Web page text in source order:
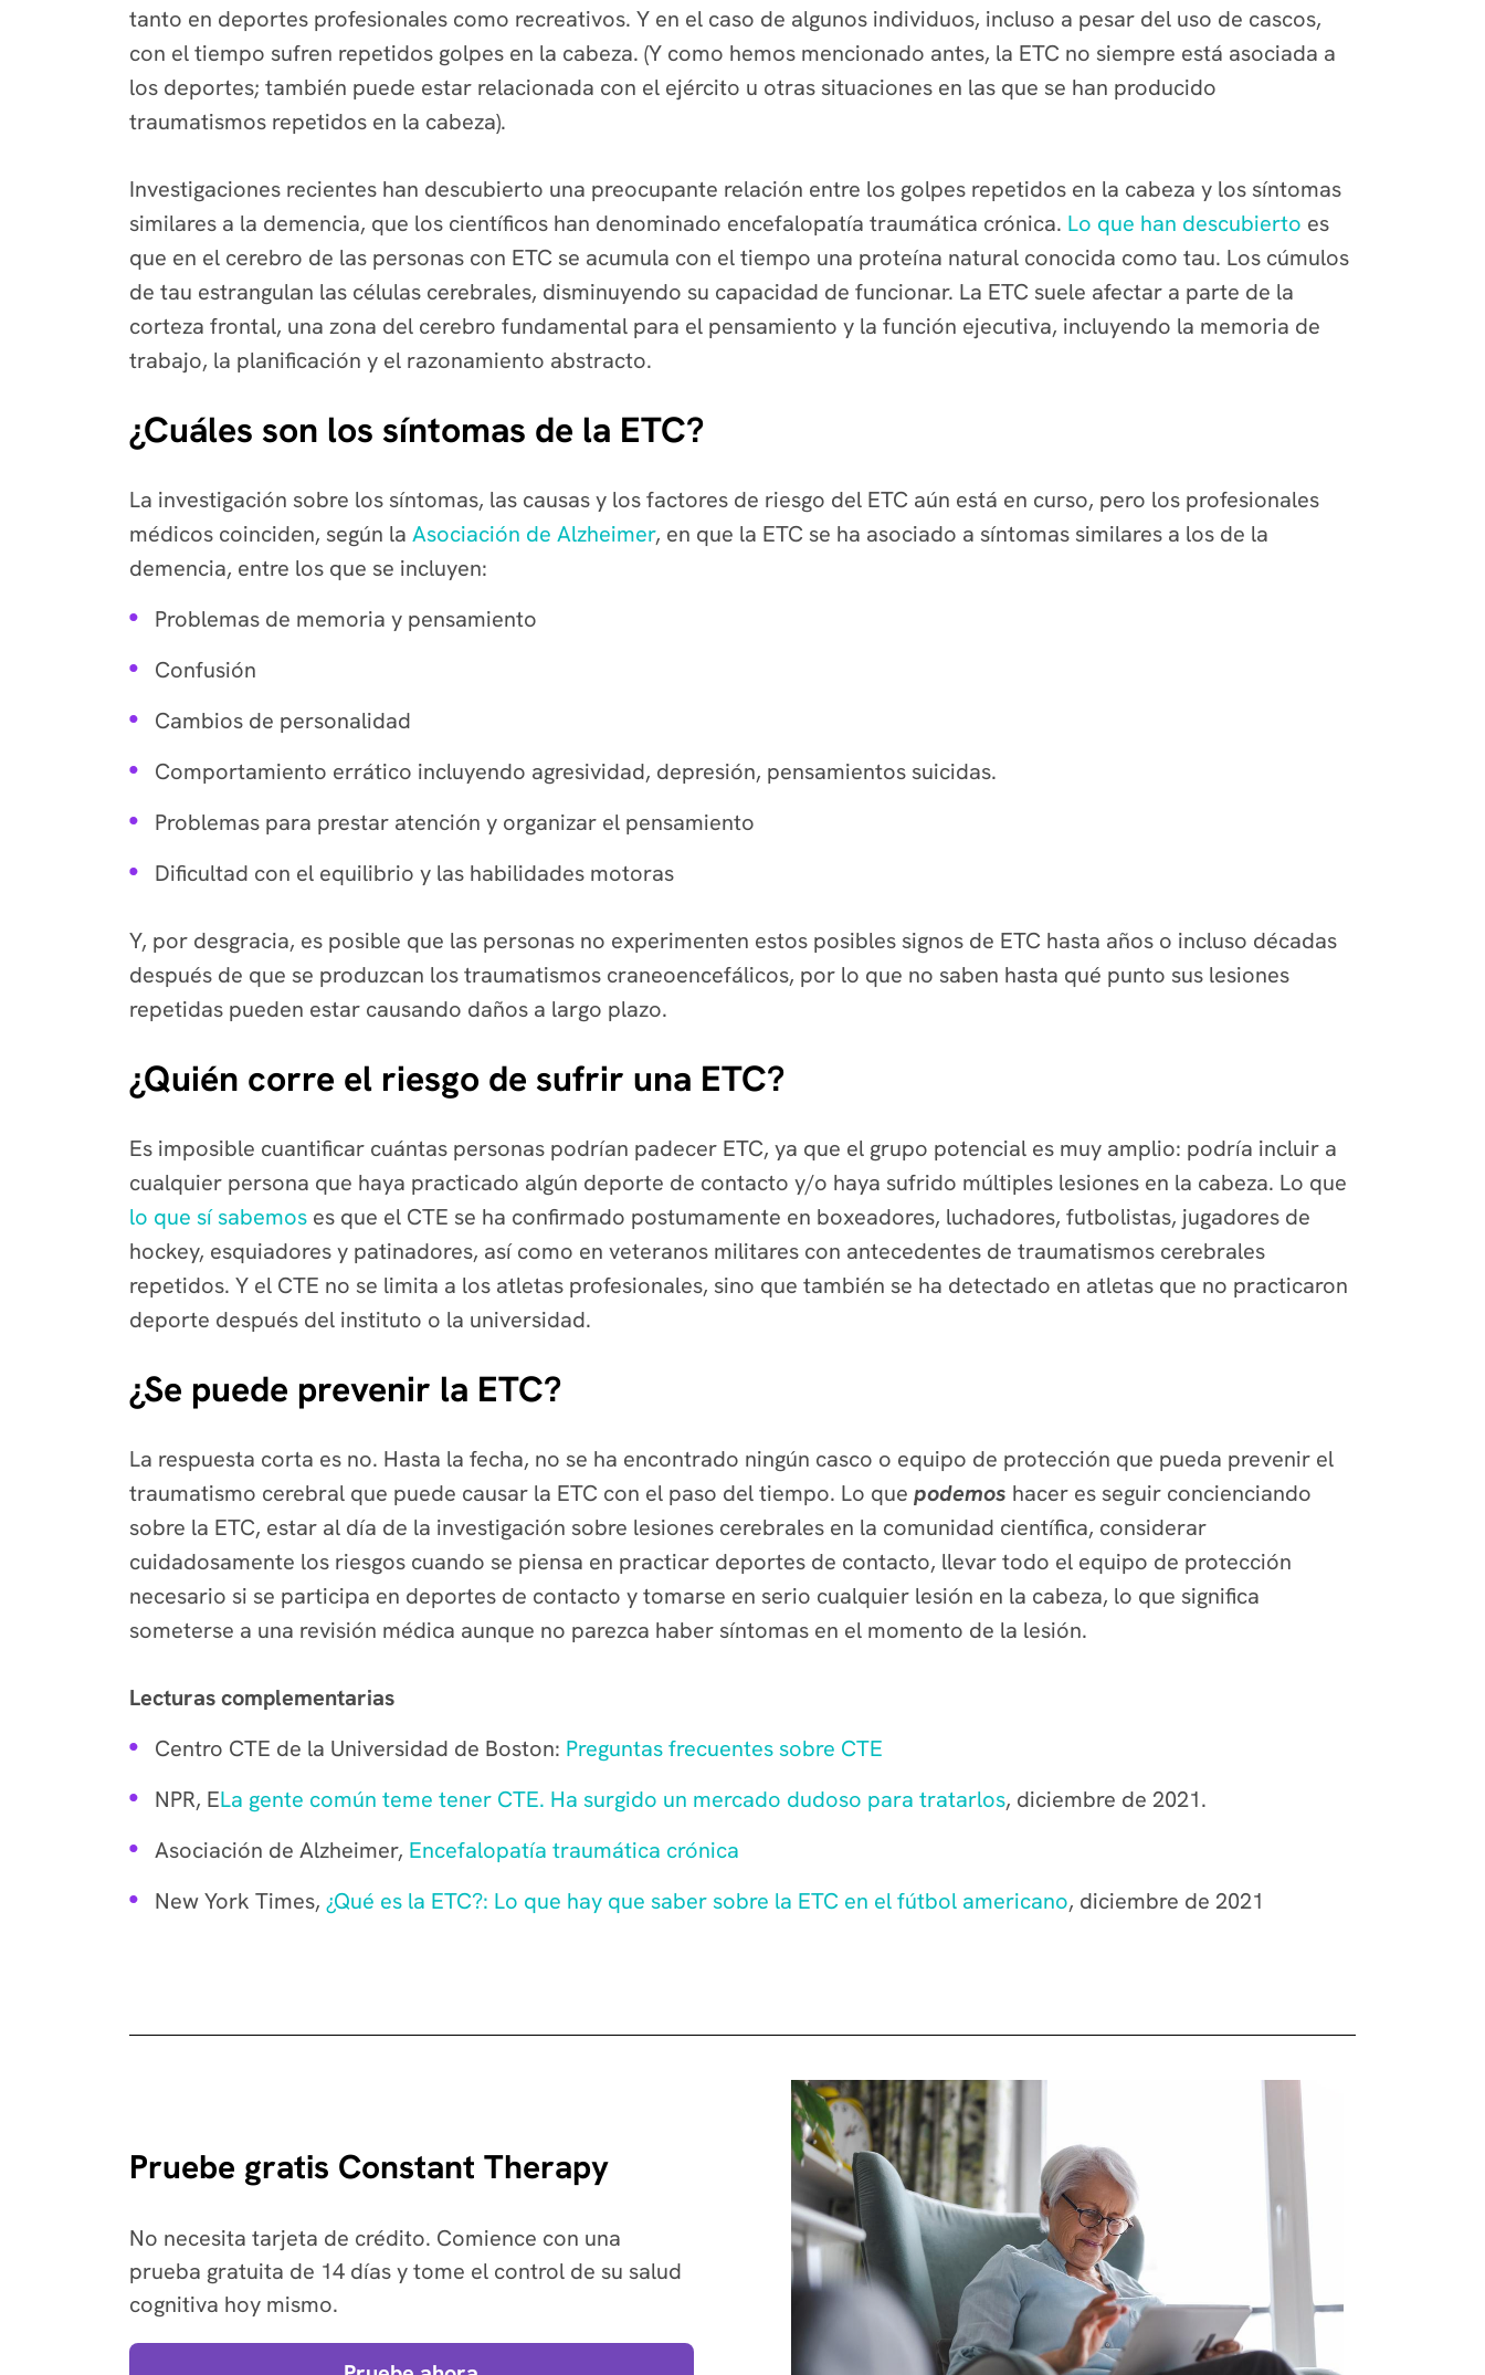
tanto en deportes profesionales como recreativos. Y en el caso de algunos individuos, incluso a pesar del uso de cascos,
con el tiempo sufren repetidos golpes en la cabeza. (Y como hemos mencionado antes, la ETC no siempre está asociada a
los deportes; también puede estar relacionada con el ejército u otras situaciones en las que se han producido
traumatismos repetidos en la cabeza).
Investigaciones recientes han descubierto una preocupante relación entre los golpes repetidos en la cabeza y los síntomas
similares a la demencia, que los científicos han denominado encefalopatía traumática crónica. Lo que han descubierto es
que en el cerebro de las personas con ETC se acumula con el tiempo una proteína natural conocida como tau. Los cúmulos
de tau estrangulan las células cerebrales, disminuyendo su capacidad de funcionar. La ETC suele afectar a parte de la
corteza frontal, una zona del cerebro fundamental para el pensamiento y la función ejecutiva, incluyendo la memoria de
trabajo, la planificación y el razonamiento abstracto.
¿Cuáles son los síntomas de la ETC?
La investigación sobre los síntomas, las causas y los factores de riesgo del ETC aún está en curso, pero los profesionales
médicos coinciden, según la Asociación de Alzheimer, en que la ETC se ha asociado a síntomas similares a los de la
demencia, entre los que se incluyen:
Problemas de memoria y pensamiento
Confusión
Cambios de personalidad
Comportamiento errático incluyendo agresividad, depresión, pensamientos suicidas.
Problemas para prestar atención y organizar el pensamiento
Dificultad con el equilibrio y las habilidades motoras
Y, por desgracia, es posible que las personas no experimenten estos posibles signos de ETC hasta años o incluso décadas
después de que se produzcan los traumatismos craneoencefálicos, por lo que no saben hasta qué punto sus lesiones
repetidas pueden estar causando daños a largo plazo.
¿Quién corre el riesgo de sufrir una ETC?
Es imposible cuantificar cuántas personas podrían padecer ETC, ya que el grupo potencial es muy amplio: podría incluir a
cualquier persona que haya practicado algún deporte de contacto y/o haya sufrido múltiples lesiones en la cabeza. Lo que
lo que sí sabemos es que el CTE se ha confirmado postumamente en boxeadores, luchadores, futbolistas, jugadores de
hockey, esquiadores y patinadores, así como en veteranos militares con antecedentes de traumatismos cerebrales
repetidos. Y el CTE no se limita a los atletas profesionales, sino que también se ha detectado en atletas que no practicaron
deporte después del instituto o la universidad.
¿Se puede prevenir la ETC?
La respuesta corta es no. Hasta la fecha, no se ha encontrado ningún casco o equipo de protección que pueda prevenir el
traumatismo cerebral que puede causar la ETC con el paso del tiempo. Lo que podemos hacer es seguir concienciando
sobre la ETC, estar al día de la investigación sobre lesiones cerebrales en la comunidad científica, considerar
cuidadosamente los riesgos cuando se piensa en practicar deportes de contacto, llevar todo el equipo de protección
necesario si se participa en deportes de contacto y tomarse en serio cualquier lesión en la cabeza, lo que significa
someterse a una revisión médica aunque no parezca haber síntomas en el momento de la lesión.
Lecturas complementarias
Centro CTE de la Universidad de Boston: Preguntas frecuentes sobre CTE
NPR, ELa gente común teme tener CTE. Ha surgido un mercado dudoso para tratarlos, diciembre de 2021.
Asociación de Alzheimer, Encefalopatía traumática crónica
New York Times, ¿Qué es la ETC?: Lo que hay que saber sobre la ETC en el fútbol americano, diciembre de 2021
Pruebe gratis Constant Therapy
No necesita tarjeta de crédito. Comience con una
prueba gratuita de 14 días y tome el control de su salud
cognitiva hoy mismo.